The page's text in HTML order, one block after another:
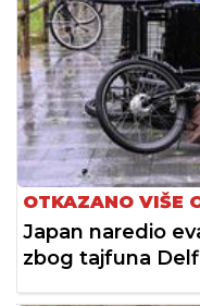
OTKAZANO VIŠE
Japan naredio
zbog tajfuna